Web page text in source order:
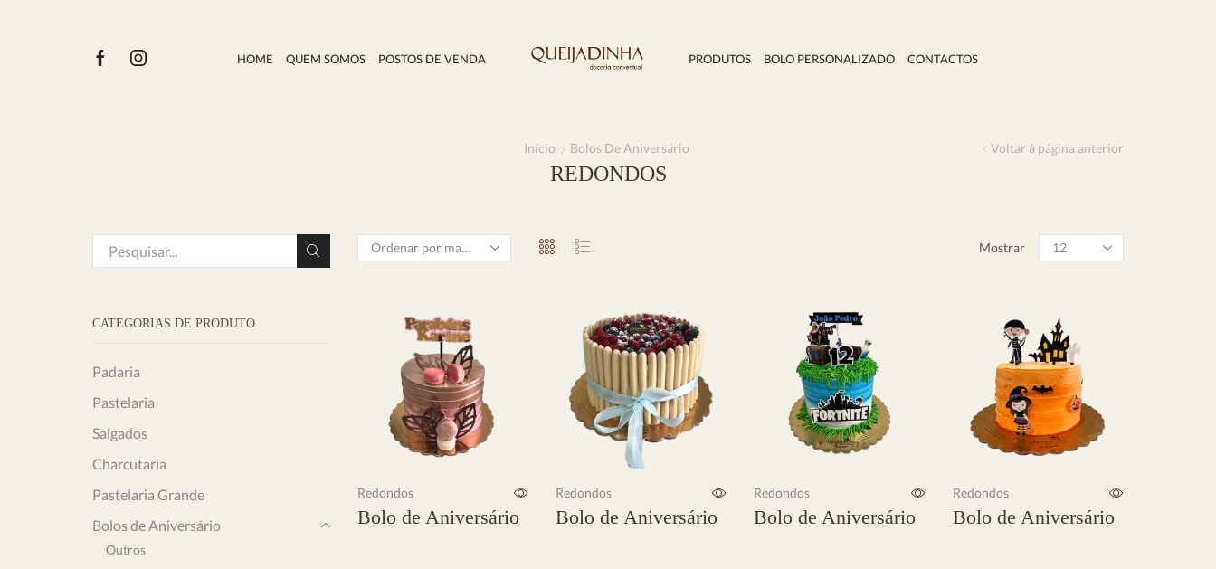
HOME QUEM SOMOS POSTOS DE VENDA PRODUTOS BOLO PERSONALIZADO CONTACTOS
Início Bolos De Aniversário
REDONDOS
Voltar à página anterior
Mostrar
Redondos
Bolo de Aniversário
Redondos
Bolo de Aniversário
Redondos
Bolo de Aniversário
Redondos
Bolo de Aniversário
CATEGORIAS DE PRODUTO
Padaria
Pastelaria
Salgados
Charcutaria
Pastelaria Grande
Bolos de Aniversário
Outros